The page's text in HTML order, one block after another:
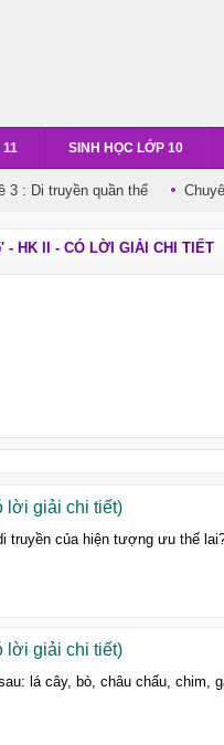
11 SINH HỌC LỚP 10
3 : Di truyền quần thể
- HK II - CÓ LỜI GIẢI CHI TIẾT
lời giải chi tiết)
truyền của hiện tượng ưu thế
lời giải chi tiết)
lá cây, bò, châu chấu, chim,